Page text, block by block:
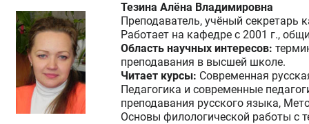
Тезина Алёна Владимировна
Преподаватель, учёный секретарь
Работает на кафедре с 2001 г.,
Область научных интересов:
преподавания в высшей школе.
Читает курсы: Современная
Педагогика и современные
преподавания русского языка,
Основы филологической работы с